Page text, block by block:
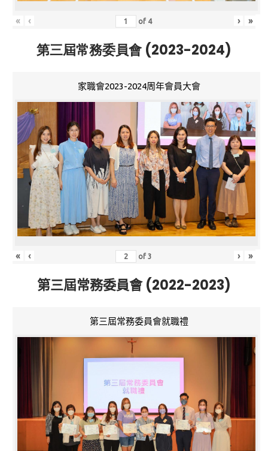
« ‹ of 4 › »
第三屆常務委員會 (2023-2024)
家職會2023-2024周年會員大會
« ‹ of3 › »
第三屆常務委員會 (2022-2023)
第三屆常務委員會就職禮